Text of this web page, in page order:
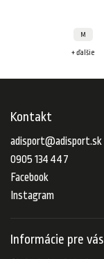
M
+ ďalšie
Kontakt
adisport@adisport.sk
0905 134 447
Facebook
Instagram
Informácie pre vás